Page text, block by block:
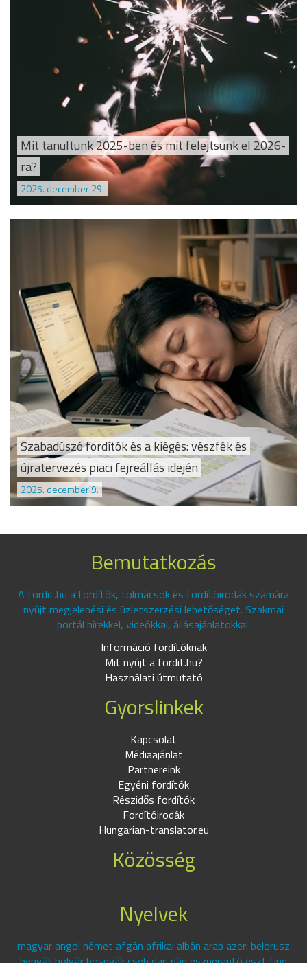
Mit tanultunk 2025-ben és mit felejtsünk el 2026-
ra?
2025. december 29.
Szabadúszó fordítók és a kiégés: vészfék és
újratervezés piaci fejreállás idején
2025. december 9.
Bemutatkozás
A fordit.hu a fordítók, tolmácsok és fordítóirodák számára
nyújt megjelenési és üzletszerzési lehetőséget. Szakmai
portál hírekkel, videókkal, állásajánlatokkal.
Információ fordítóknak
Mit nyújt a fordit.hu?
Használati útmutató
Gyorslinkek
Kapcsolat
Médiaajánlat
Partnereink
Egyéni fordítók
Részidős fordítók
Fordítóirodák
Hungarian-translator.eu
Közösség
Nyelvek
magyar angol német afgán afrikai albán arab azeri belorusz